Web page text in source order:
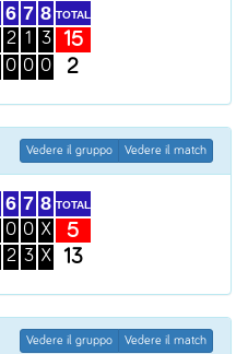
6
2
0
7
1
0
8
3
0
TOTAL
15
2
Vedere il gruppo Vedere il match
6
0
2
7
0
3
8
X
X
TOTAL
5
13
Vedere il gruppo Vedere il match